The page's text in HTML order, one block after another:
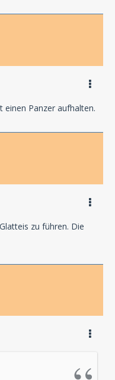
einen Panzer aufhalten.
zu führen. Die